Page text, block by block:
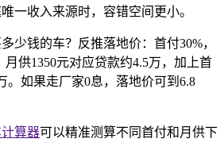
一收入来源时，容错空间更小。
少钱的车？反推落地价：首付30%，
月供1350元对应贷款约4.5万，加上首
。如果走厂家0息，落地价可到6.8
算器可以精准测算不同首付和月供下